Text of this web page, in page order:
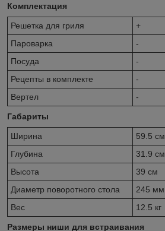
Комплектация
Решетка для гриля
+
Пароварка
-
Посуда
-
Рецепты в комплекте
-
Вертел
-
Габариты
Ширина
59.5 см
Глубина
31.9 см
Высота
39 см
Диаметр поворотного стола
245 мм
Вес
12.5 кг
Размеры ниши для встраивания